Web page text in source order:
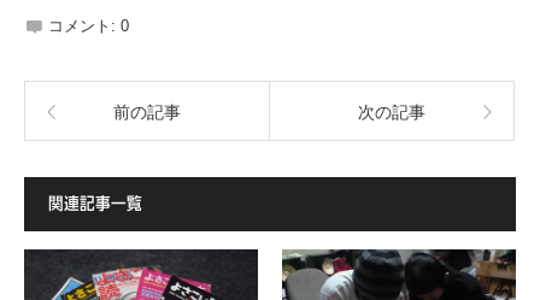
コメント: 0
前の記事 次の記事
関連記事一覧